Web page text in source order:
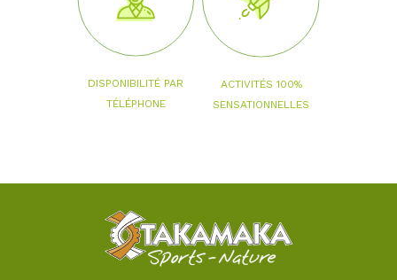
DISPONIBILITÉ PAR
TÉLÉPHONE
ACTIVITÉS 100%
SENSATIONNELLES